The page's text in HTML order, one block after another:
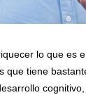
lo que es
que tiene